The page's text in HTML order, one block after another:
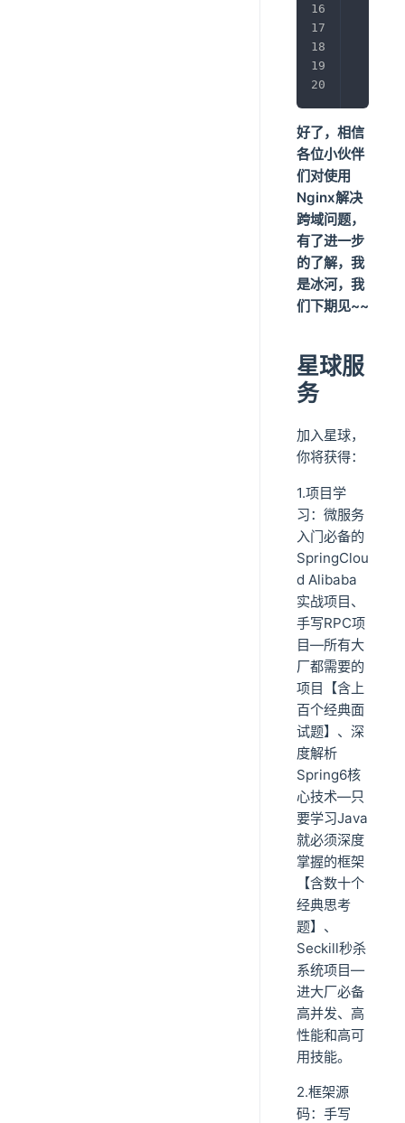
好了，相信
各位小伙伴
们对使用
Nginx解决
跨域问题，
有了进一步
的了解，我
是冰河，我
们下期见~~
星球服
务
加入星球，
你将获得：
1.项目学
习：微服务
入门必备的
SpringClou
d Alibaba
实战项目、
手写RPC项
目—所有大
厂都需要的
项目【含上
百个经典面
试题】、深
度解析
Spring6核
心技术—只
要学习Java
就必须深度
掌握的框架
【含数十个
经典思考
题】、
Seckill秒杀
系统项目—
进大厂必备
高并发、高
性能和高可
用技能。
2.框架源
码：手写